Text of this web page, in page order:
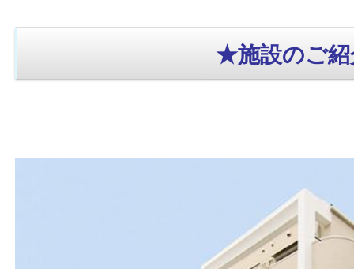
★施設のご